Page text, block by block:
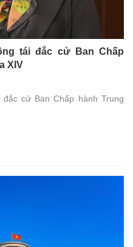
tái đắc cử Ban Chấp
XIV
cử Ban Chấp hành Trung